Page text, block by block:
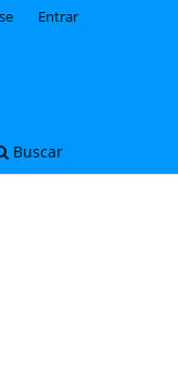
Buscar
Entrar